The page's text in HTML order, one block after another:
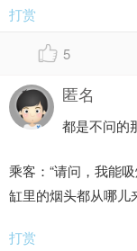
打赏
5
匿名
都是不问的
乘客：“请问，我能
缸里的烟头都从哪儿
打赏